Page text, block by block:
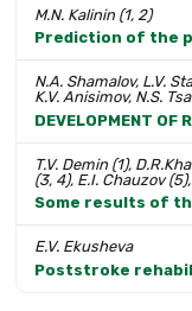
M.N. Kalinin (1, 2)
Prediction of the
N.A. Shamalov, L.V.
K.V. Anisimov, N.S.
DEVELOPMENT OF
T.V. Demin (1),
(3, 4), E.I. Chauzov
Some results of
E.V. Ekusheva
Poststroke